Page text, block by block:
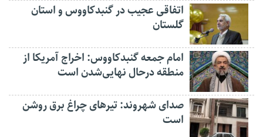
اتفاقی عجیب در‌ گنبدکاووس و استان
گلستان
امام جمعه گنبدکاووس: اخراج آمریکا از
منطقه درحال نهایی‌شدن است
صدای شهروند: تیرهای چراغ برق روشن
است